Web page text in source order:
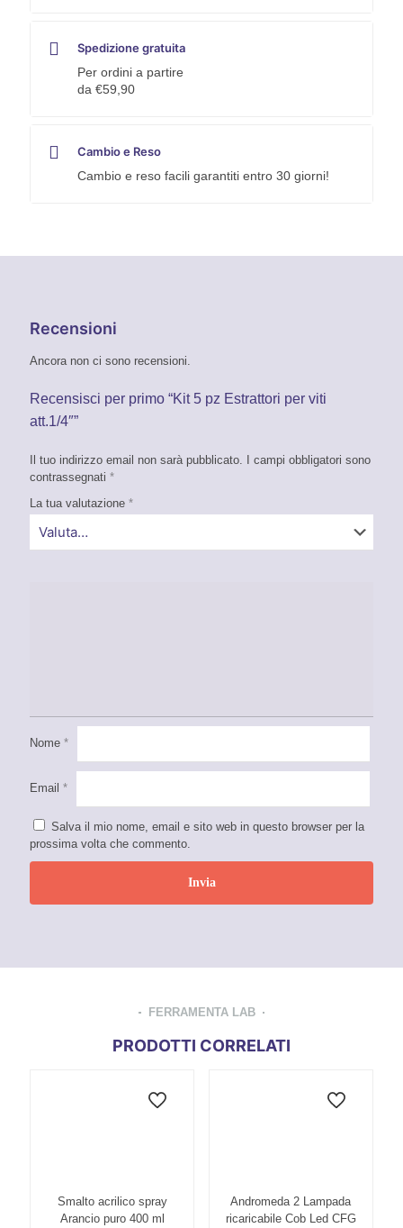
Spedizione gratuita
Per ordini a partire
da €59,90
Cambio e Reso
Cambio e reso facili garantiti entro 30 giorni!
Recensioni
Ancora non ci sono recensioni.
Recensisci per primo “Kit 5 pz Estrattori per viti
att.1/4″”
Il tuo indirizzo email non sarà pubblicato.
I campi obbligatori sono
contrassegnati *
La tua valutazione *
Nome *
Email *
Salva il mio nome, email e sito web in questo browser per la
prossima volta che commento.
FERRAMENTA LAB
PRODOTTI CORRELATI
Smalto acrilico spray
Arancio puro 400 ml
Andromeda 2 Lampada
ricaricabile Cob Led CFG